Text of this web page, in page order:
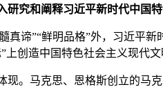
研究和阐释习近平新时代中国
谛”“鲜明品格”外，习近平新
创造中国特色社会主义现代文
马克思、恩格斯创立的马克